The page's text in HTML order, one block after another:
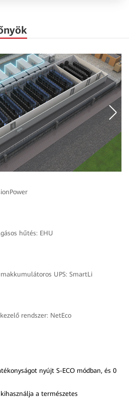
hűtés: EHU
UPS: SmartLi
rendszer: NetEco
nyújt S-ECO módban, és 0
a természetes